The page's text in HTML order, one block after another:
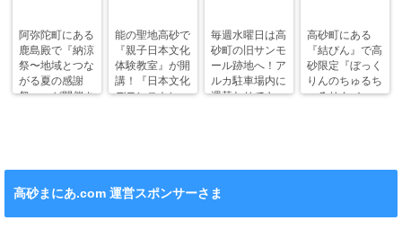
阿弥陀町にある
鹿島殿で『納涼
祭〜地域とつな
がる夏の感謝
祭〜』が開催さ
能の聖地高砂で
『親子日本文化
体験教室』が開
講！『日本文化
デモンストレー
毎週水曜日は高
砂町の旧サンモ
ール跡地へ！ア
ルカ駐車場内に
週替わりでキッ
高砂町にある
『結びん』で高
砂限定『ぼっく
りんのちゅるち
ゅるりん♪シー
高砂まにあ.com 運営スポンサーさま